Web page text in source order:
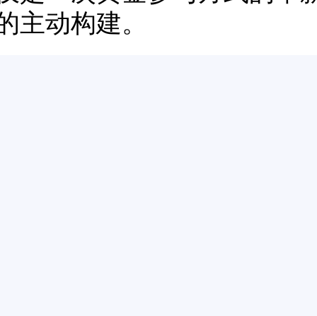
主动构建。